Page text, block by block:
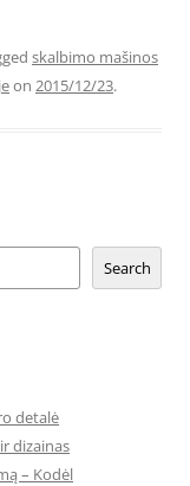
skalbimo mašinos
on 2015/12/23.
Search
detalė
dizainas
– Kodėl